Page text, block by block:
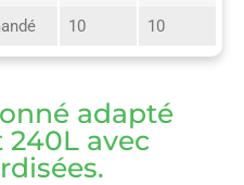
10 10
adapté
240L avec